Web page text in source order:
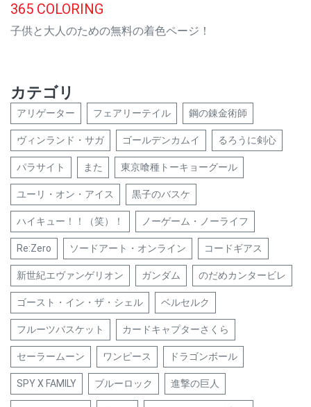
365 COLORING
子供と大人のための無料の着色ページ！
カテゴリ
アリゲーター フェアリーテイル 鋼の錬金術師
ヴィンランド・サガ ゴールデンカムイ るろうに剣心
パラサイト また 東京喰種トーキョーグール
ユーリ・オン・アイス 黒子のバスケ
ハイキュー！！（笑）！ ノーゲーム・ノーライフ
Re:Zero ソードアート・オンライン コードギアス
新世紀エヴァンゲリオン ガンダム のだめカンタービレ
ゴースト・イン・ザ・シェル ベルセルク
フルーツバスケット カードキャプターさくら
セーラームーン ワンピース ドラゴンボール
SPY X FAMILY ブルーロック 進撃の巨人